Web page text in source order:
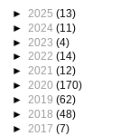
► 2025 (13)
► 2024 (11)
► 2023 (4)
► 2022 (14)
► 2021 (12)
► 2020 (170)
► 2019 (62)
► 2018 (48)
► 2017 (7)